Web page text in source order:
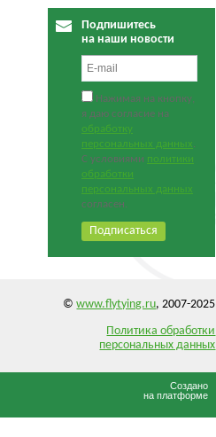
Подпишитесь
на наши новости
Нажимая на кнопку,
я даю согласие на
обработку
персональных данных.
С условиями политики
обработки
персональных данных
согласен.
©www.flytying.ru, 2007-2025
Политика обработки
персональных данных
Создано
на платформе